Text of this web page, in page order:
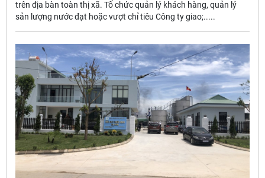
trên địa bàn toàn thị xã. Tổ chức quản lý khách hàng, quản lý
sản lượng nước đạt hoặc vượt chỉ tiêu Công ty giao;.....